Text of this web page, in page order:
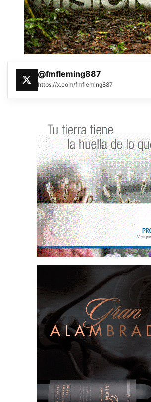
@fmfleming887
https://x.com/fmfleming887